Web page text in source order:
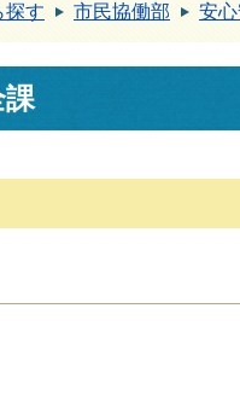
探す 市民協働部 安
課